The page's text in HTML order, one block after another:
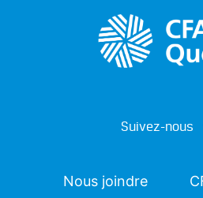
Suivez-nous
Nous joindre